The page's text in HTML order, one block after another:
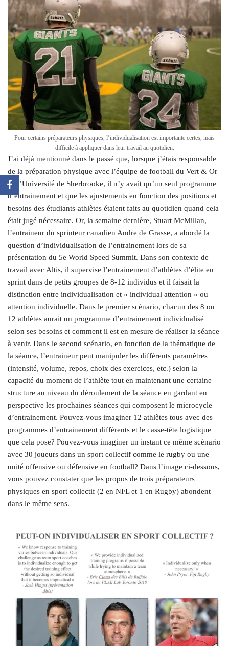
Pour certains préparateurs physiques, l’individualisation est importante certes, mais
difficile à appliquer dans leur travail au quotidien.
J’ai déjà mentionné dans le passé que, lorsque j’étais responsable
de la préparation physique avec l’équipe de football du Vert & Or
de l’Université de Sherbrooke, il n’y avait qu’un seul programme
d’entrainement et que les ajustements en fonction des positions et
besoins des étudiants-athlètes étaient faits au quotidien quand cela
était jugé nécessaire. Or, la semaine dernière, Stuart McMillan,
l’entraineur du sprinteur canadien Andre de Grasse, a abordé la
question d’individualisation de l’entrainement lors de sa
présentation du 5e World Speed Summit. Dans son contexte de
travail avec Altis, il supervise l’entrainement d’athlètes d’élite en
sprint dans de petits groupes de 8-12 individus et il faisait la
distinction entre individualisation et « individual attention » ou
attention individuelle. Dans le premier scénario, chacun des 8 ou
12 athlètes aurait un programme d’entrainement individualisé
selon ses besoins et comment il est en mesure de réaliser la séance
à venir. Dans le second scénario, en fonction de la thématique de
la séance, l’entraineur peut manipuler les différents paramètres
(intensité, volume, repos, choix des exercices, etc.) selon la
capacité du moment de l’athlète tout en maintenant une certaine
structure au niveau du déroulement de la séance en gardant en
perspective les prochaines séances qui composent le microcycle
d’entrainement. Pouvez-vous imaginer 12 athlètes tous avec des
programmes d’entrainement différents et le casse-tête logistique
que cela pose? Pouvez-vous imaginer un instant ce même scénario
avec 30 joueurs dans un sport collectif comme le rugby ou une
unité offensive ou défensive en football? Dans l’image ci-dessous,
vous pouvez constater que les propos de trois préparateurs
physiques en sport collectif (2 en NFL et 1 en Rugby) abondent
dans le même sens.